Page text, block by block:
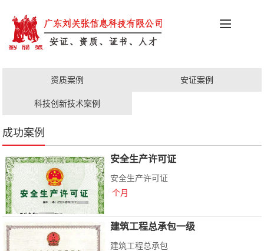
科创政策
资质案例 安证案例
科技创新技术案例
成功案例
安全生产许可证
安全生产许可证
个月
建筑工程总承包一级
建筑工程总承包